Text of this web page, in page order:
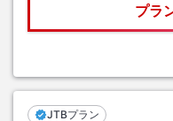
プラ
JTBプラン